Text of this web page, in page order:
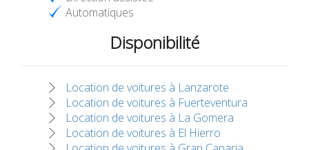
Automatiques
Disponibilité
Location de voitures à Lanzarote
Location de voitures à Fuerteventura
Location de voitures à La Gomera
Location de voitures à El Hierro